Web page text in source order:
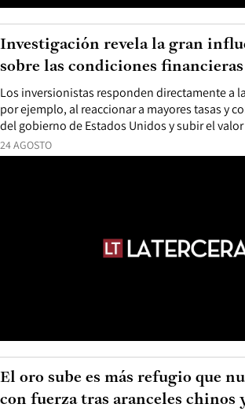
24 AGOSTO
Los inversionistas responden directamente a
por ejemplo, al reaccionar a mayores tasas y
del gobierno de Estados Unidos y subir el
Investigación revela la gran
sobre las condiciones
El oro sube es más refugio que
con fuerza tras aranceles chinos